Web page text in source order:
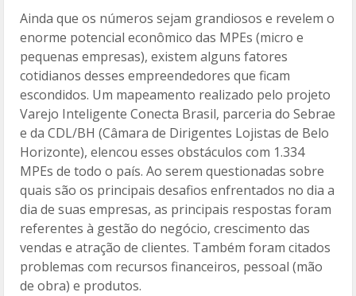
Ainda que os números sejam grandiosos e revelem o
enorme potencial econômico das MPEs (micro e
pequenas empresas), existem alguns fatores
cotidianos desses empreendedores que ficam
escondidos. Um mapeamento realizado pelo projeto
Varejo Inteligente Conecta Brasil, parceria do Sebrae
e da CDL/BH (Câmara de Dirigentes Lojistas de Belo
Horizonte), elencou esses obstáculos com 1.334
MPEs de todo o país. Ao serem questionadas sobre
quais são os principais desafios enfrentados no dia a
dia de suas empresas, as principais respostas foram
referentes à gestão do negócio, crescimento das
vendas e atração de clientes. Também foram citados
problemas com recursos financeiros, pessoal (mão
de obra) e produtos.